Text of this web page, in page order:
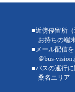
■近傍停留所（
お持ちの端
■メール配信を
＠bus-
■バスの運行に
桑名エリ
：八